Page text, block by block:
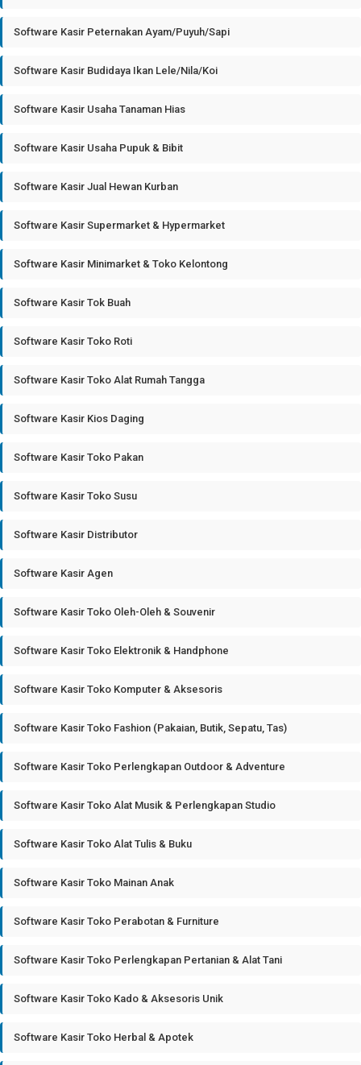
Software Kasir Peternakan Ayam/Puyuh/Sapi
Software Kasir Budidaya Ikan Lele/Nila/Koi
Software Kasir Usaha Tanaman Hias
Software Kasir Usaha Pupuk & Bibit
Software Kasir Jual Hewan Kurban
Software Kasir Supermarket & Hypermarket
Software Kasir Minimarket & Toko Kelontong
Software Kasir Tok Buah
Software Kasir Toko Roti
Software Kasir Toko Alat Rumah Tangga
Software Kasir Kios Daging
Software Kasir Toko Pakan
Software Kasir Toko Susu
Software Kasir Distributor
Software Kasir Agen
Software Kasir Toko Oleh-Oleh & Souvenir
Software Kasir Toko Elektronik & Handphone
Software Kasir Toko Komputer & Aksesoris
Software Kasir Toko Fashion (Pakaian, Butik, Sepatu, Tas)
Software Kasir Toko Perlengkapan Outdoor & Adventure
Software Kasir Toko Alat Musik & Perlengkapan Studio
Software Kasir Toko Alat Tulis & Buku
Software Kasir Toko Mainan Anak
Software Kasir Toko Perabotan & Furniture
Software Kasir Toko Perlengkapan Pertanian & Alat Tani
Software Kasir Toko Kado & Aksesoris Unik
Software Kasir Toko Herbal & Apotek